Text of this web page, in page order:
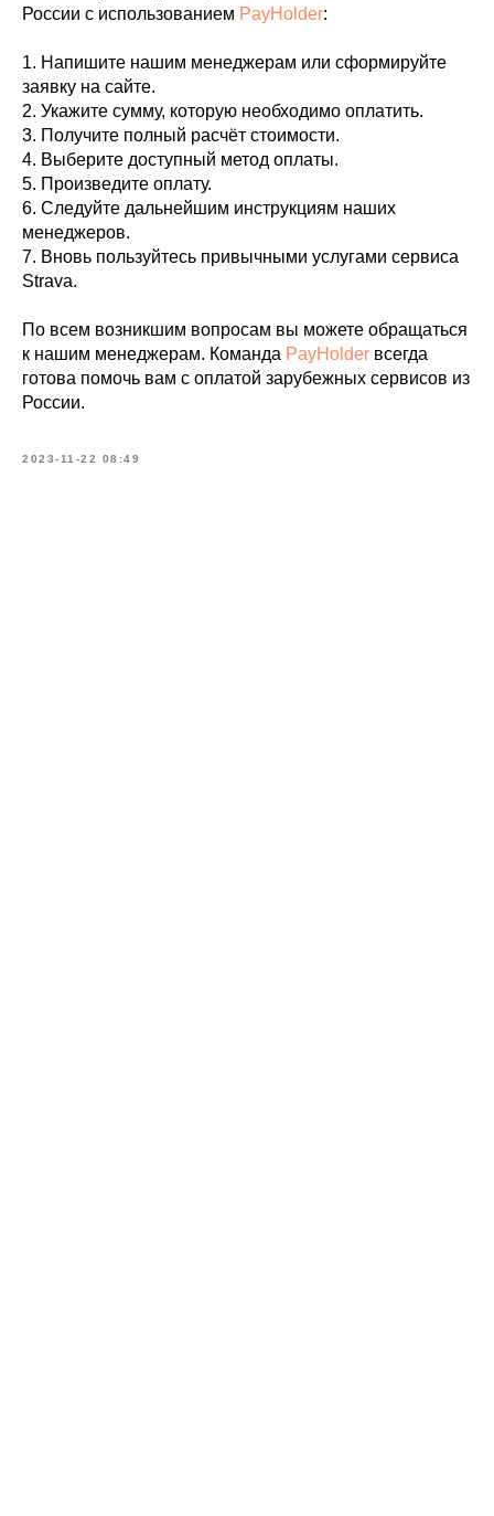
России с использованием PayHolder:
1. Напишите нашим менеджерам или сформируйте
заявку на сайте.
2. Укажите сумму, которую необходимо оплатить.
3. Получите полный расчёт стоимости.
4. Выберите доступный метод оплаты.
5. Произведите оплату.
6. Следуйте дальнейшим инструкциям наших
менеджеров.
7. Вновь пользуйтесь привычными услугами сервиса
Strava.
По всем возникшим вопросам вы можете обращаться
к нашим менеджерам. Команда PayHolder всегда
готова помочь вам с оплатой зарубежных сервисов из
России.
2023-11-22 08:49